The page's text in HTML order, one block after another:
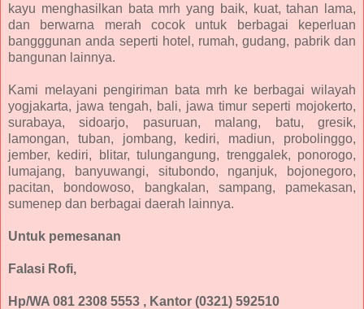
kayu menghasilkan bata mrh yang baik, kuat, tahan lama,
dan berwarna merah cocok untuk berbagai keperluan
bangggunan anda seperti hotel, rumah, gudang, pabrik dan
bangunan lainnya.
Kami melayani pengiriman bata mrh ke berbagai wilayah
yogjakarta, jawa tengah, bali, jawa timur seperti mojokerto,
surabaya, sidoarjo, pasuruan, malang, batu, gresik,
lamongan, tuban, jombang, kediri, madiun, probolinggo,
jember, kediri, blitar, tulungangung, trenggalek, ponorogo,
lumajang, banyuwangi, situbondo, nganjuk, bojonegoro,
pacitan, bondowoso, bangkalan, sampang, pamekasan,
sumenep dan berbagai daerah lainnya.
Untuk pemesanan
Falasi Rofi,
Hp/WA 081 2308 5553 , Kantor (0321) 592510